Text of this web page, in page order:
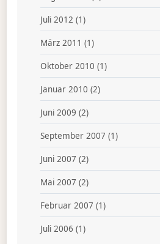
Juli 2012 (1)
März 2011 (1)
Oktober 2010 (1)
Januar 2010 (2)
Juni 2009 (2)
September 2007 (1)
Juni 2007 (2)
Mai 2007 (2)
Februar 2007 (1)
Juli 2006 (1)